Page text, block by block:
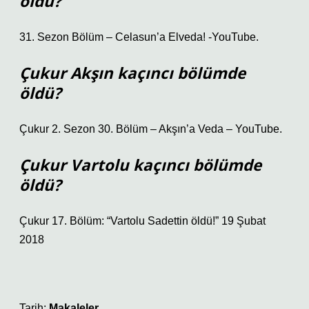
31. Sezon Bölüm – Celasun’a Elveda! -YouTube.
Çukur Akşın kaçıncı bölümde
öldü?
Çukur 2. Sezon 30. Bölüm – Akşın’a Veda – YouTube.
Çukur Vartolu kaçıncı bölümde
öldü?
Çukur 17. Bölüm: “Vartolu Sadettin öldü!” 19 Şubat
2018